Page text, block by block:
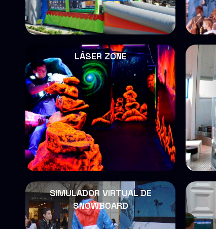
LÁSER ZONE
SIMULADOR VIRTUAL DE
SNOWBOARD